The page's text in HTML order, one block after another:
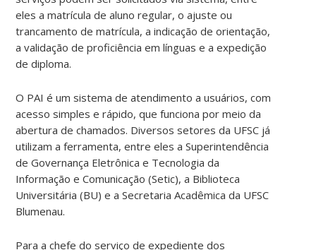
eles a matrícula de aluno regular, o ajuste ou
trancamento de matrícula, a indicação de orientação,
a validação de proficiência em línguas e a expedição
de diploma.
O PAI é um sistema de atendimento a usuários, com
acesso simples e rápido, que funciona por meio da
abertura de chamados. Diversos setores da UFSC já
utilizam a ferramenta, entre eles a Superintendência
de Governança Eletrônica e Tecnologia da
Informação e Comunicação (Setic), a Biblioteca
Universitária (BU) e a Secretaria Acadêmica da UFSC
Blumenau.
Para a chefe do serviço de expediente dos